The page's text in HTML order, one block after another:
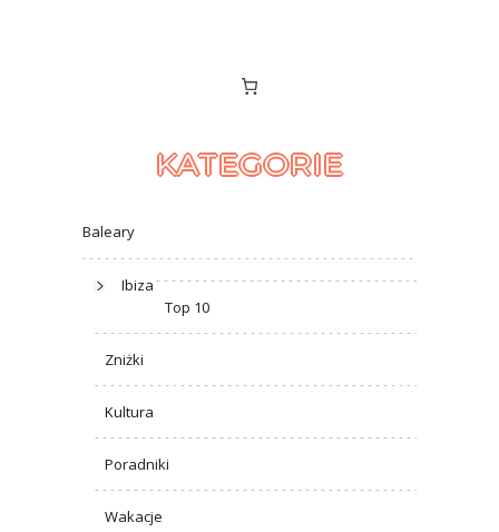
KATEGORIE
Baleary
Ibiza
Top 10
Zniżki
Kultura
Poradniki
Wakacje